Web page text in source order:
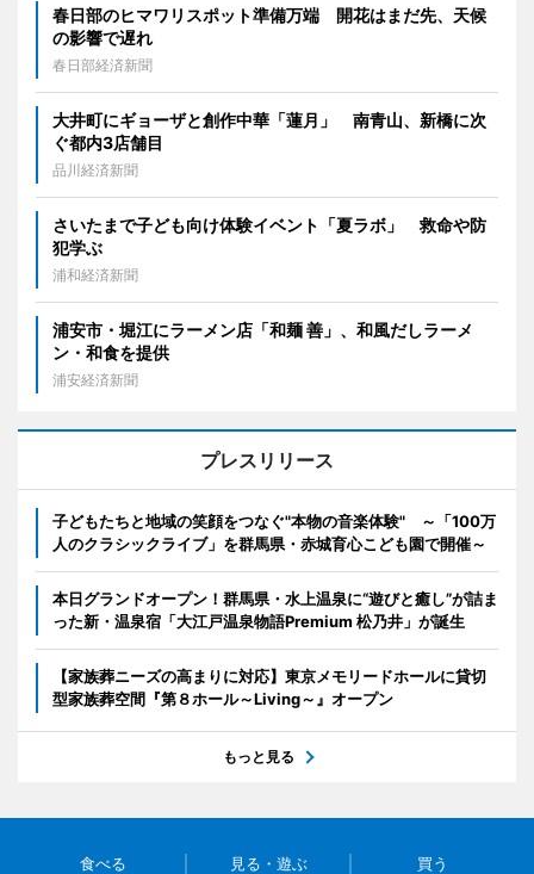
春日部のヒマワリスポット準備万端 開花はまだ先、天候
の影響で遅れ
春日部経済新聞
大井町にギョーザと創作中華「蓮月」 南青山、新橋に次
ぐ都内3店舗目
品川経済新聞
さいたまで子ども向け体験イベント「夏ラボ」 救命や防
犯学ぶ
浦和経済新聞
浦安市・堀江にラーメン店「和麺 善」、和風だしラーメ
ン・和食を提供
浦安経済新聞
プレスリリース
子どもたちと地域の笑顔をつなぐ"本物の音楽体験" ～「100万
人のクラシックライブ」を群馬県・赤城育心こども園で開催～
本日グランドオープン！群馬県・水上温泉に“遊びと癒し”が詰ま
った新・温泉宿「大江戸温泉物語Premium 松乃井」が誕生
【家族葬ニーズの高まりに対応】東京メモリードホールに貸切
型家族葬空間『第８ホール～Living～』オープン
もっと見る
食べる 見る・遊ぶ 買う